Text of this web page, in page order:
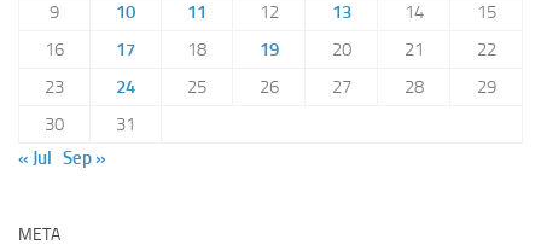
9
10 11 12 13 14
15
16
17 18 19 20 21
22
23
24 25 26 27 28
29
30
31
« Jul Sep »
META